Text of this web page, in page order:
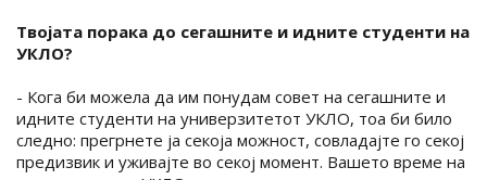
Твојата порака до сегашните и идните студенти на
УКЛО?
- Кога би можела да им понудам совет на сегашните и
идните студенти на универзитетот УКЛО, тоа би било
следно: прегрнете ја секоја можност, совладајте го секој
предизвик и уживајте во секој момент. Вашето време на